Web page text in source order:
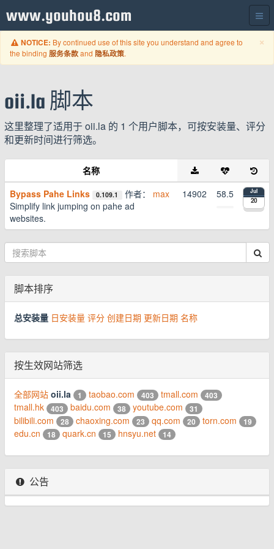
www.youhou8.com
×
NOTICE: By continued use of this site you understand and agree to
the binding 服务条款and 隐私政策.
oii.la 脚本
这里整理了适用于 oii.la 的 1 个用户脚本，可按安装量、评分
和更新时间进行筛选。
名称
Bypass Pahe Links
0.109.1 作者： max
Simplify link jumping on pahe ad
websites.
14902 58.5 Jul
20
脚本排序
总安装量 日安装量 评分 创建日期 更新日期 名称
按生效网站筛选
全部网站 oii.la 1 taobao.com 403 tmall.com 403
tmall.hk 403 baidu.com 38 youtube.com 31
bilibili.com 28 chaoxing.com 23 qq.com 20 torn.com 19
edu.cn 18 quark.cn 15 hnsyu.net 14
公告